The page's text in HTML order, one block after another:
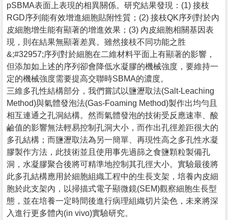
pSBMA表面上表現的相異關係。研究結果發現：(1) 接枝
RGD序列能有效增進細胞貼附性質；(2) 接枝QK序列對於內
皮細胞增生能有顯著的增進效果；(3) 內皮細胞相關基因表
現，則在結果無顯著差異。雖然接枝不同功能之胜
&;#32957;序列對於細胞在二維材料平面上有顯著的影響，
但添加如上述的序列卻會降低水凝膠的機械強度，要維持一
定的機械強度需要提高交聯時SBMA的濃度。
三維多孔性結構部分，我們嘗試以鹽瀝取法(Salt-Leaching
Method)與氣體發泡法(Gas-Foaming Method)製作出均勻且
相互連通之孔洞結構。然而氣體發泡的技術受反應速率、酸
鹼值的影響無法輕易控制孔洞大小，而作出孔徑差距很大的
多孔結構；而鹽瀝取法為另一簡單、再現性高之多孔性水凝
膠製作方法，此技術並且使用事先過篩之食鹽顆粒製備孔
洞，水凝膠聚合後將可精準地控制其孔徑大小。實驗最後將
此多孔結構應用於細胞組織工程中的生長支架，培養內皮細
胞於此支架內，以掃描式電子顯微鏡(SEM)觀察細胞生長型
態，並在培養一定時間後進行病理組織切片染色，未來將深
入進行更多體內(in vivo)實驗研究。